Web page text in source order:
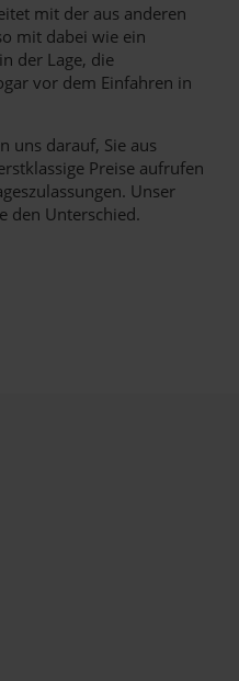
mit der aus anderen
mit dabei wie ein
der Lage, die
vor dem Einfahren in
uns darauf, Sie aus
Preise aufrufen
Unser
den Unterschied.